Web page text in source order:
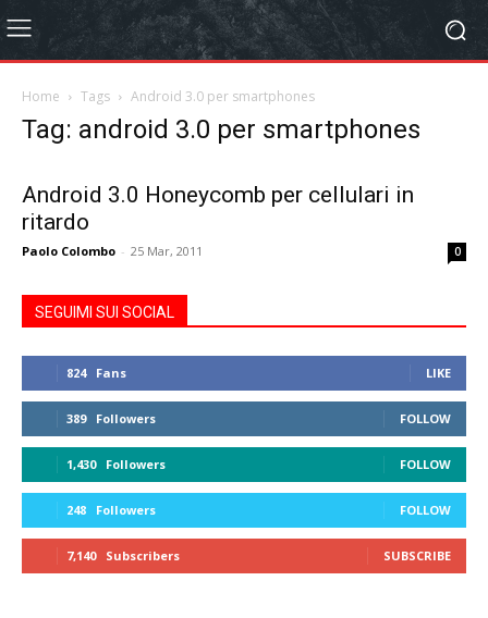
Home Tags Android 3.0 per smartphones
Tag: android 3.0 per smartphones
Android 3.0 Honeycomb per cellulari in
ritardo
Paolo Colombo - 25 Mar, 2011 0
SEGUIMI SUI SOCIAL
824 Fans LIKE
389 Followers FOLLOW
1,430 Followers FOLLOW
248 Followers FOLLOW
7,140 Subscribers SUBSCRIBE